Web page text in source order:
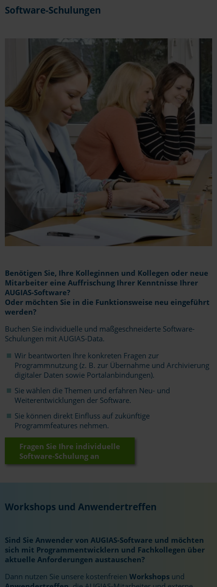
Software-Schulungen
Benötigen Sie, Ihre Kolleginnen und Kollegen oder neue
Mitarbeiter eine Auffrischung Ihrer Kenntnisse Ihrer
AUGIAS-Software?
Oder möchten Sie in die Funktionsweise neu eingeführt
werden?
Buchen Sie individuelle und maßgeschneiderte Software-
Schulungen mit AUGIAS-Data.
Wir beantworten Ihre konkreten Fragen zur
Programmnutzung (z. B. zur Übernahme und Archivierung
digitaler Daten sowie Portalanbindungen).
Sie wählen die Themen und erfahren Neu- und
Weiterentwicklungen der Software.
Sie können direkt Einfluss auf zukünftige
Programmfeatures nehmen.
Fragen Sie Ihre individuelle
Software-Schulung an
Workshops und Anwendertreffen
Sind Sie Anwender von AUGIAS-Software und möchten
sich mit Programmentwicklern und Fachkollegen über
aktuelle Anforderungen austauschen?
Dann nutzen Sie unsere kostenfreien Workshops und